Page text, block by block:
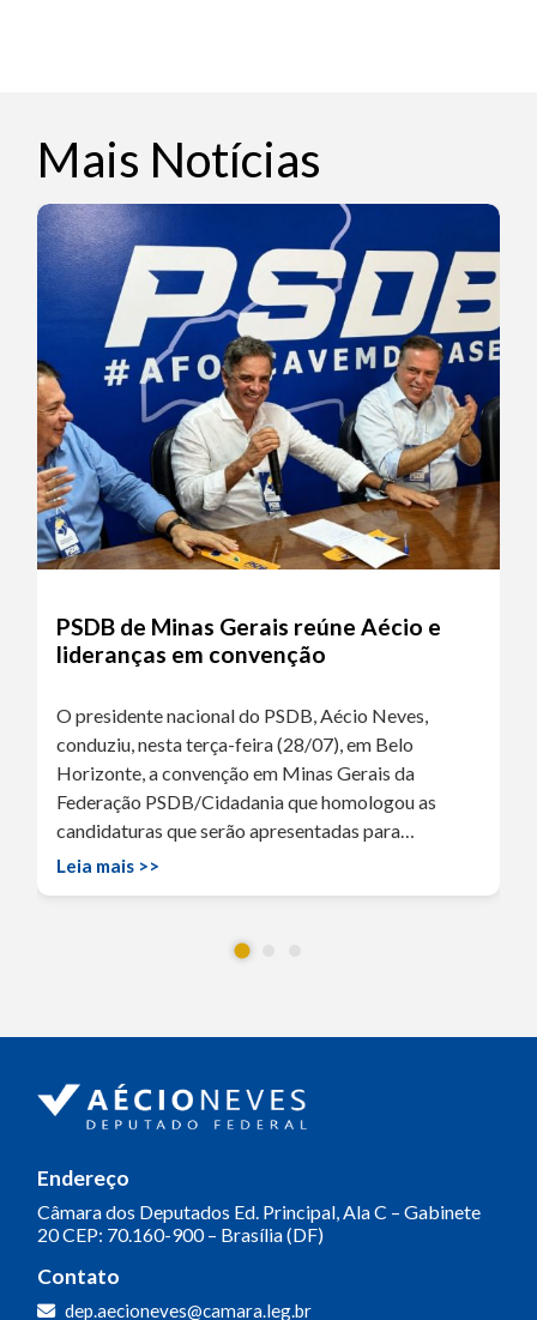
Mais Notícias
PSDB de Minas Gerais reúne Aécio e
lideranças em convenção
O presidente nacional do PSDB, Aécio Neves,
conduziu, nesta terça-feira (28/07), em Belo
Horizonte, a convenção em Minas Gerais da
Federação PSDB/Cidadania que homologou as
candidaturas que serão apresentadas para…
Leia mais >>
Endereço
Câmara dos Deputados Ed. Principal, Ala C – Gabinete
20CEP: 70.160-900 – Brasília (DF)
Contato
dep.aecioneves@camara.leg.br